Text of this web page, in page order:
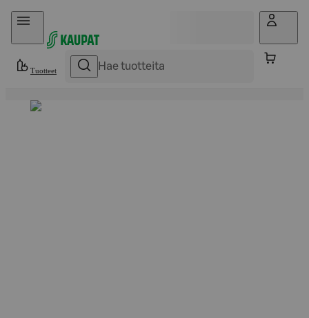
Hyppää sisältöön
Tuotteet